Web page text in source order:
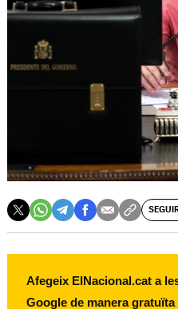
Afegeix ElNacional.cat a
Google de manera gratuïta